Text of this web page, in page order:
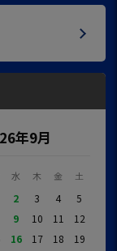
年9月
水 木 金 土
2 3 4
5
9 10 11
12
16 17 18
19